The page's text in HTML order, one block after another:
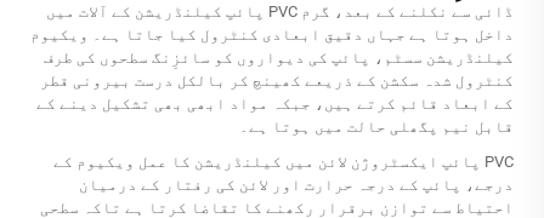
ڈائی سے نکلنے کے بعد، گرم PVC پائپ کیلنڈریشن کے آلات میں
داخل ہوتا ہے جہاں دقیق ابعادی کنٹرول کیا جاتا ہے۔ ویکیوم
کیلنڈریشن سسٹم، پائپ کی دیواروں کو سائزِنگ سطحوں کی طرف
کنٹرول شدہ سکشن کے ذریعے کھینچ کر بالکل درست بیرونی قطر
کے ابعاد قائم کرتے ہیں، جبکہ مواد ابھی بھی تشکیل دینے کے
قابل نیم پگھلی حالت میں ہوتا ہے۔
PVC پائپ ایکسٹروژن لائن میں کیلنڈریشن کا عمل ویکیوم کے
درجے، پائپ کے درجہ حرارت اور لائن کی رفتار کے درمیان
احتیاط سے توازن برقرار رکھنے کا تقاضا کرتا ہے تاکہ سطحی